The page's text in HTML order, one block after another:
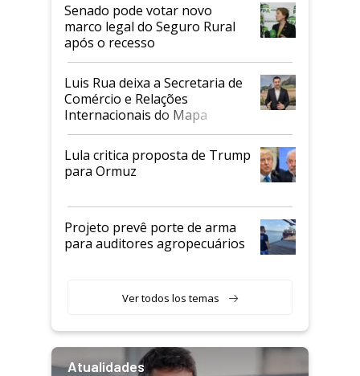
Senado pode votar novo
marco legal do Seguro Rural
após o recesso
Luis Rua deixa a Secretaria de
Comércio e Relações
Internacionais do Mapa
Lula critica proposta de Trump
para Ormuz
Projeto prevê porte de arma
para auditores agropecuários
Ver todos los temas
Atualidades